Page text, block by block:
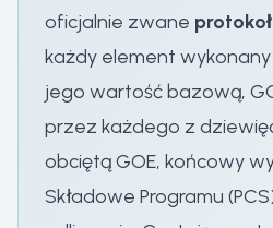
oficjalnie zwane
każdy element
jego wartość bazową,
przez każdego z
obciętą GOE, końcowy
Składowe Programu